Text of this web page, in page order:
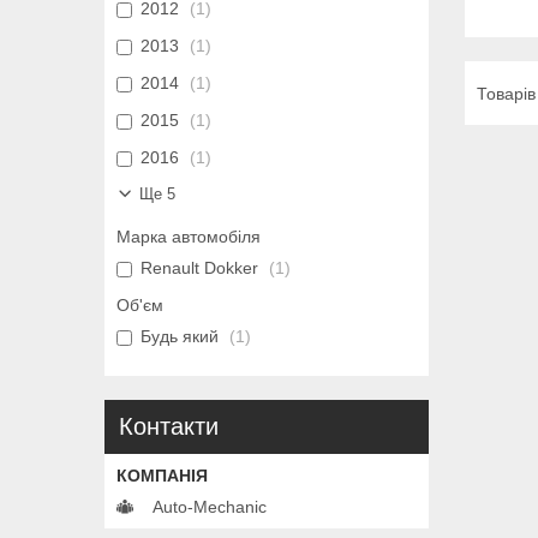
2012
1
2013
1
2014
1
2015
1
2016
1
Ще 5
Марка автомобіля
Renault Dokker
1
Об'єм
Будь який
1
Контакти
Auto-Mechanic